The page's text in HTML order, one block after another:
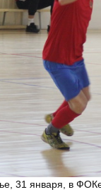
31 января, в